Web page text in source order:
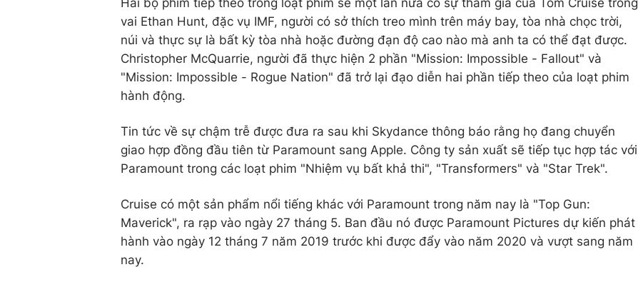
Hai bộ phim tiếp theo trong loạt phim sẽ một lần nữa có sự tham gia của Tom Cruise trong
vai Ethan Hunt, đặc vụ IMF, người có sở thích treo mình trên máy bay, tòa nhà chọc trời,
núi và thực sự là bất kỳ tòa nhà hoặc đường đạn độ cao nào mà anh ta có thể đạt được.
Christopher McQuarrie, người đã thực hiện 2 phần "Mission: Impossible - Fallout" và
"Mission: Impossible - Rogue Nation" đã trở lại đạo diễn hai phần tiếp theo của loạt phim
hành động.
Tin tức về sự chậm trễ được đưa ra sau khi Skydance thông báo rằng họ đang chuyển
giao hợp đồng đầu tiên từ Paramount sang Apple. Công ty sản xuất sẽ tiếp tục hợp tác với
Paramount trong các loạt phim "Nhiệm vụ bất khả thi", "Transformers" và "Star Trek".
Cruise có một sản phẩm nổi tiếng khác với Paramount trong năm nay là "Top Gun:
Maverick", ra rạp vào ngày 27 tháng 5. Ban đầu nó được Paramount Pictures dự kiến ​​phát
hành vào ngày 12 tháng 7 năm 2019 trước khi được đẩy vào năm 2020 và vượt sang năm
nay.